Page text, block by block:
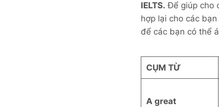
IELTS. Để giúp cho
hợp lại cho các
để các bạn có thể
CỤM TỪ
A great